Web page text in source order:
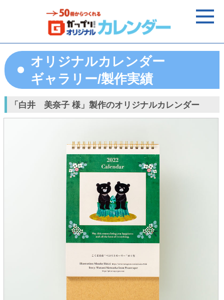
オリジナルカレンダー
ギャラリー/製作実績
「白井 美奈子 様」製作のオリジナルカレンダー